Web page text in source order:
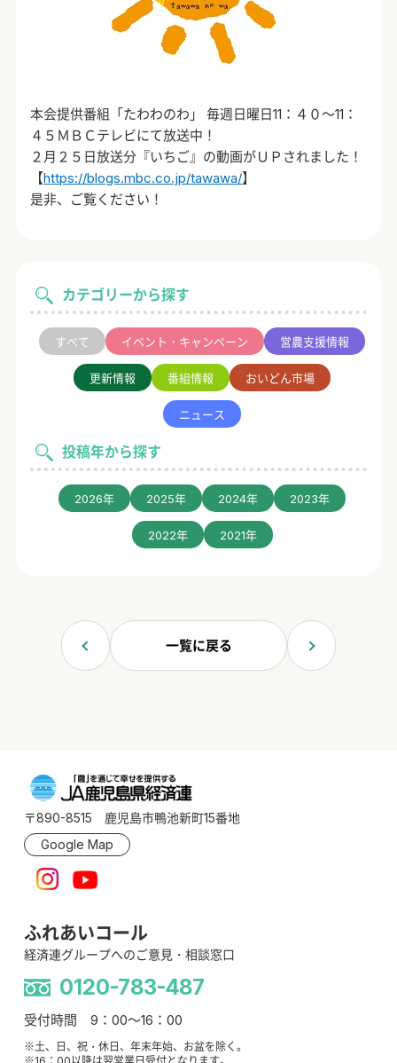
カテゴリーから探す
すべて イベント・キャンペーン 営農支援情報
更新情報 番組情報 おいどん市場
ニュース
投稿年から探す
2026年 2025年 2024年 2023年
2022年 2021年
本会提供番組「たわわのわ」 毎週日曜日11：４０～11：
４５ＭＢＣテレビにて放送中！
２月２５日放送分『いちご』の動画がＵＰされました！
【https://blogs.mbc.co.jp/tawawa/】
是非、ご覧ください！
一覧に戻る
〒890-8515 鹿児島市鴨池新町15番地
Google Map
ふれあいコール
経済連グループへのご意見・相談窓口
0120-783-487
受付時間 9：00～16：00
※土、日、祝・休日、年末年始、お盆を除く。